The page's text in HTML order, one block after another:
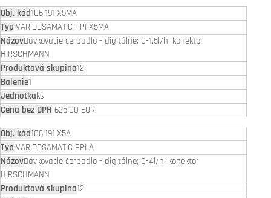
106.191.X5MA
IVAR.DOSAMATIC PPI X5MA
Dávkovacie čerpadlo - digitálne; 0-1,5l/h; konektor
HIRSCHMANN
12.
1
ks
625,00 EUR
106.191.X5A
IVAR.DOSAMATIC PPI A
Dávkovacie čerpadlo - digitálne; 0-4l/h; konektor
HIRSCHMANN
12.